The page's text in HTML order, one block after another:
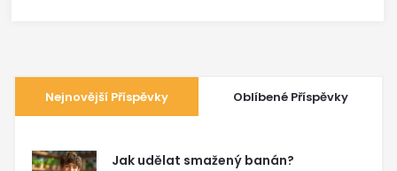
Nejnovější Příspěvky Oblíbené Příspěvky
Jak udělat smažený banán?